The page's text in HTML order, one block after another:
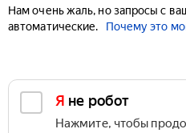
Нам очень жаль, но запросы с
автоматические.
Почему это
Я не робот
Нажмите, чтобы